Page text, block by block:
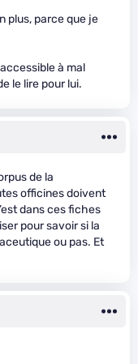
plus, parce que je
à mal
le lire pour lui.
de la
officines doivent
dans ces fiches
pour savoir si la
ou pas. Et